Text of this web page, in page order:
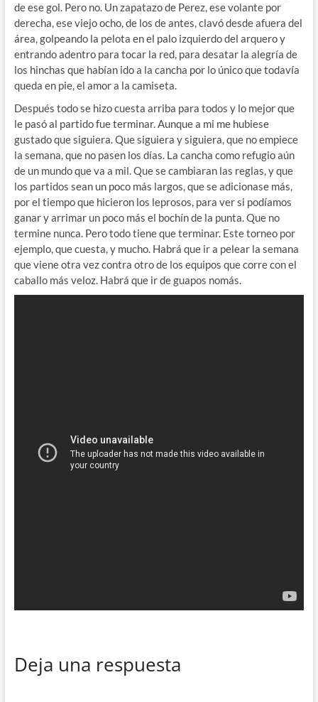
de ese gol. Pero no. Un zapatazo de Perez, ese volante por
derecha, ese viejo ocho, de los de antes, clavó desde afuera del
área, golpeando la pelota en el palo izquierdo del arquero y
entrando adentro para tocar la red, para desatar la alegría de
los hinchas que habían ido a la cancha por lo único que todavía
queda en pie, el amor a la camiseta.
Después todo se hizo cuesta arriba para todos y lo mejor que
le pasó al partido fue terminar. Aunque a mi me hubiese
gustado que siguiera. Que siguiera y siguiera, que no empiece
la semana, que no pasen los días. La cancha como refugio aún
de un mundo que va a mil. Que se cambiaran las reglas, y que
los partidos sean un poco más largos, que se adicionase más,
por el tiempo que hicieron los leprosos, para ver si podíamos
ganar y arrimar un poco más el bochín de la punta. Que no
termine nunca. Pero todo tiene que terminar. Este torneo por
ejemplo, que cuesta, y mucho. Habrá que ir a pelear la semana
que viene otra vez contra otro de los equipos que corre con el
caballo más veloz. Habrá que ir de guapos nomás.
Deja una respuesta